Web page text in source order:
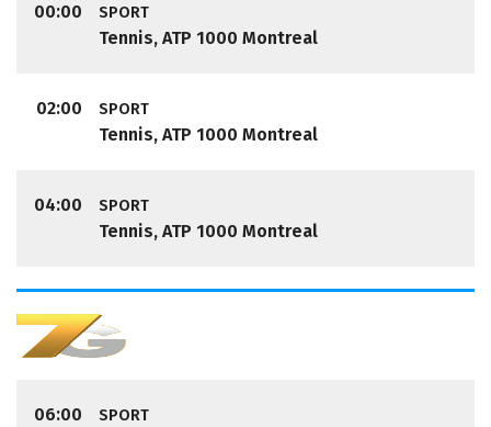
00:00 SPORT
Tennis, ATP 1000 Montreal
02:00 SPORT
Tennis, ATP 1000 Montreal
04:00 SPORT
Tennis, ATP 1000 Montreal
06:00 SPORT